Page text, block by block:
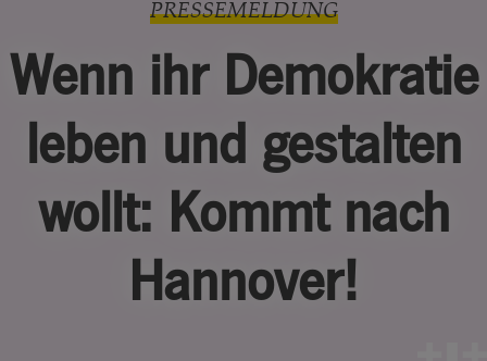
Wenn ihr Demokratie
leben und gestalten
wollt: Kommt nach
Hannover!
PRESSEMELDUNG